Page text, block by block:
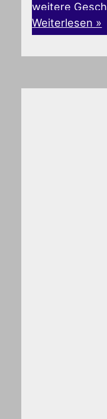
weitere
Weiterlesen »